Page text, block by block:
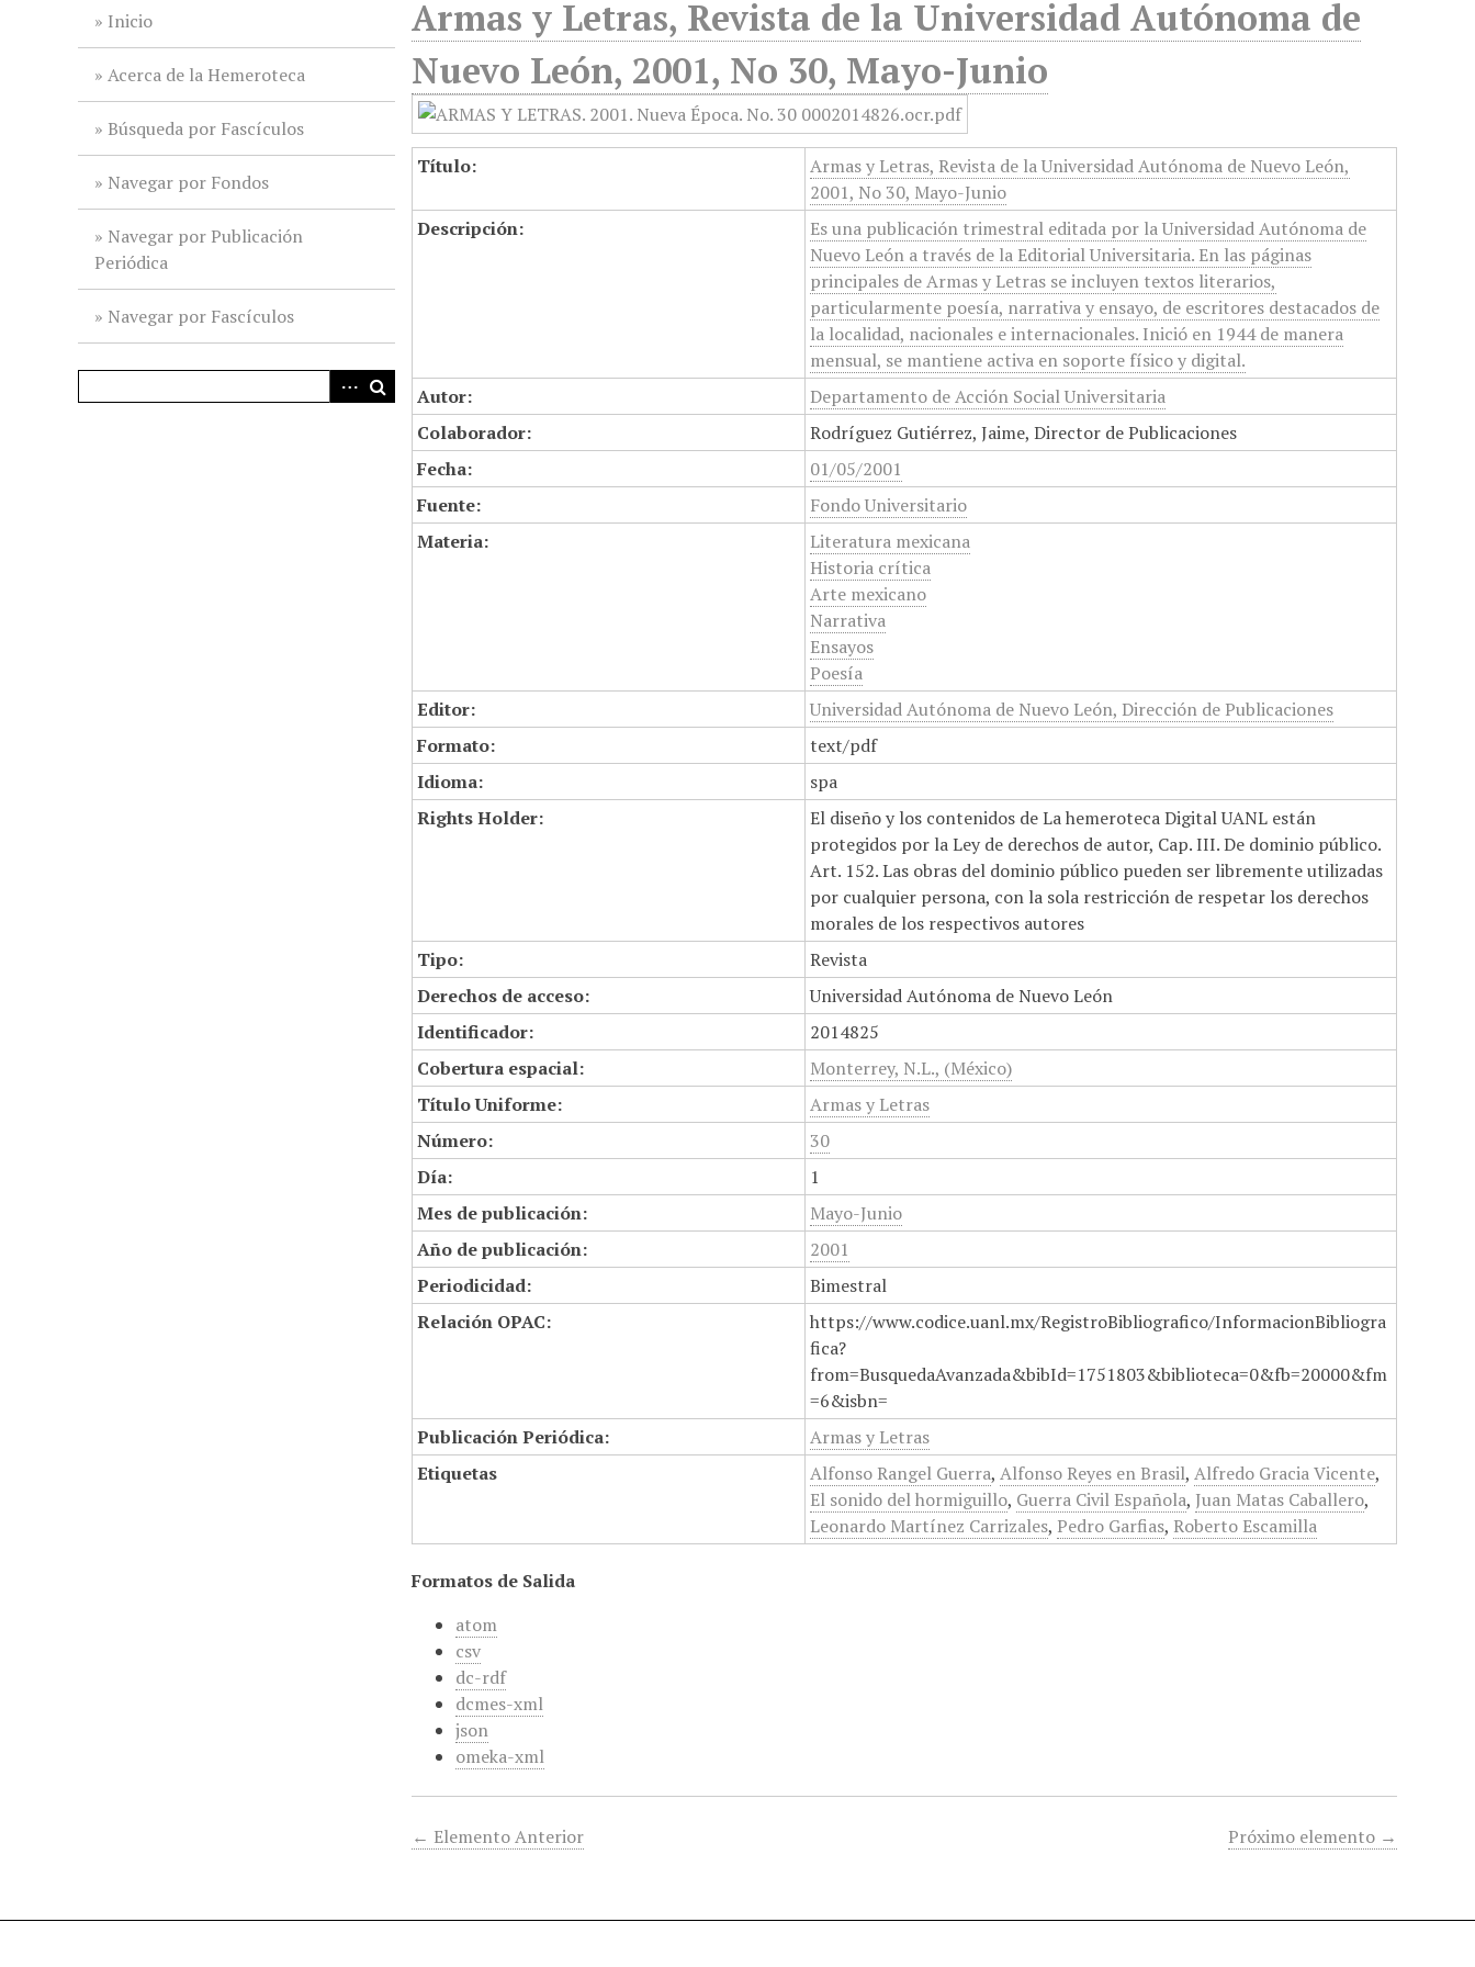
Inicio
Acerca de la Hemeroteca
Búsqueda por Fascículos
Navegar por Fondos
Navegar por Publicación
Periódica
Navegar por Fascículos
Armas y Letras, Revista de la Universidad Autónoma de
Nuevo León, 2001, No 30, Mayo-Junio
Título:
Armas y Letras, Revista de la Universidad Autónoma de Nuevo León,
2001, No 30, Mayo-Junio
Descripción:
Es una publicación trimestral editada por la Universidad Autónoma de
Nuevo León a través de la Editorial Universitaria. En las páginas
principales de Armas y Letras se incluyen textos literarios,
particularmente poesía, narrativa y ensayo, de escritores destacados de
la localidad, nacionales e internacionales. Inició en 1944 de manera
mensual, se mantiene activa en soporte físico y digital.
Autor:
Departamento de Acción Social Universitaria
Colaborador:
Rodríguez Gutiérrez, Jaime, Director de Publicaciones
Fecha:
01/05/2001
Fuente:
Fondo Universitario
Materia:
Literatura mexicana
Historia crítica
Arte mexicano
Narrativa
Ensayos
Poesía
Editor:
Universidad Autónoma de Nuevo León, Dirección de Publicaciones
Formato:
text/pdf
Idioma:
spa
Rights Holder:
El diseño y los contenidos de La hemeroteca Digital UANL están
protegidos por la Ley de derechos de autor, Cap. III. De dominio público.
Art. 152. Las obras del dominio público pueden ser libremente utilizadas
por cualquier persona, con la sola restricción de respetar los derechos
morales de los respectivos autores
Tipo:
Revista
Derechos de acceso:
Universidad Autónoma de Nuevo León
Identificador:
2014825
Cobertura espacial:
Monterrey, N.L., (México)
Título Uniforme:
Armas y Letras
Número:
30
Día:
1
Mes de publicación:
Mayo-Junio
Año de publicación:
2001
Periodicidad:
Bimestral
Relación OPAC:
https://www.codice.uanl.mx/RegistroBibliografico/InformacionBibliogra
fica?
from=BusquedaAvanzada&bibId=1751803&biblioteca=0&fb=20000&fm
=6&isbn=
Publicación Periódica:
Armas y Letras
Etiquetas
Alfonso Rangel Guerra,Alfonso Reyes en Brasil,Alfredo Gracia Vicente,
El sonido del hormiguillo, Guerra Civil Española, Juan Matas Caballero,
Leonardo Martínez Carrizales, Pedro Garfias, Roberto Escamilla
Formatos de Salida
atom
csv
dc-rdf
dcmes-xml
json
omeka-xml
← Elemento Anterior Próximo elemento →